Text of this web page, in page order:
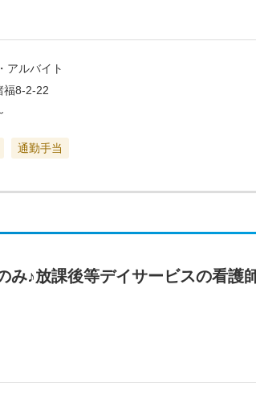
アルバイト
福8-2-22
通勤手当
み♪放課後等デイサービスの看護